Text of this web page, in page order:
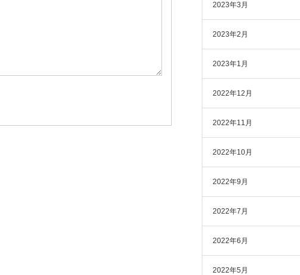
2023年3月
2023年2月
2023年1月
2022年12月
2022年11月
2022年10月
2022年9月
2022年7月
2022年6月
2022年5月